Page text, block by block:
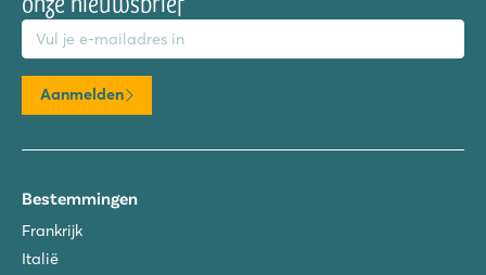
Aanmelden
Bestemmingen
Frankrijk
Italië